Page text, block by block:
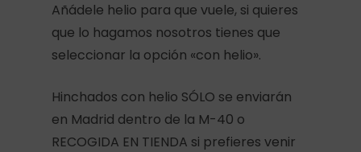
Añádele helio para que vuele, si quieres
que lo hagamos nosotros tienes que
seleccionar la opción «con helio».
Hinchados con helio SÓLO se enviarán
en Madrid dentro de la M-40 o
RECOGIDA EN TIENDA si prefieres venir